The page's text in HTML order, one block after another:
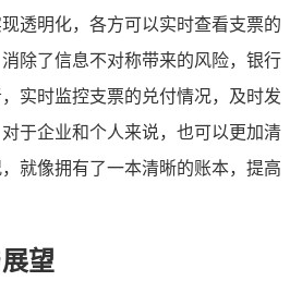
透明化，各方可以实时查看支票的
除了信息不对称带来的风险，银行
实时监控支票的兑付情况，及时发
于企业和个人来说，也可以更加清
就像拥有了一本清晰的账本，提高
望